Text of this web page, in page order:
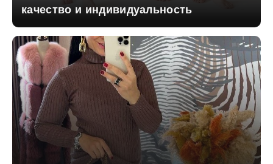
качество и индивидуальность